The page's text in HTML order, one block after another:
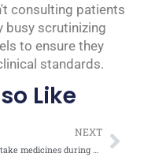
consulting patients
busy scrutinizing
to ensure they
standards.
Like
NEXT
How to take medicines during Ramadan fasting?